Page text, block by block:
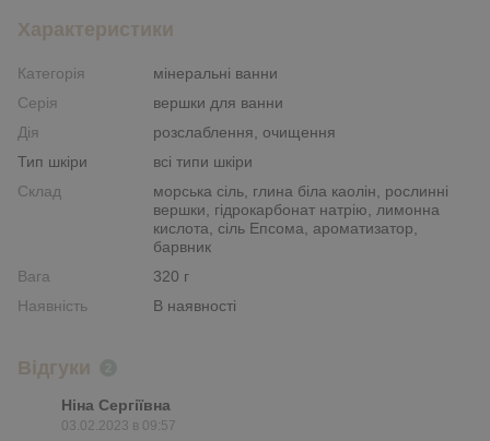
Характеристики
Категорія
мінеральні ванни
Серія
вершки для ванни
Дія
розслаблення, очищення
Тип шкіри
всі типи шкіри
Склад
морська сіль, глина біла каолін, рослинні
вершки, гідрокарбонат натрію, лимонна
кислота, сіль Епсома, ароматизатор,
барвник
Вага
320 г
Наявність
В наявності
Відгуки
Ніна Сергіївна
03.02.2023 в 09:57